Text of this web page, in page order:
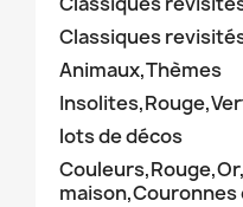
Classiques
Animaux,Thèmes
lots de décos